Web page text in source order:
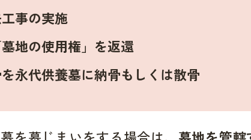
事の実施
地の使用権」を返還
永代供養墓に納骨もしくは散骨